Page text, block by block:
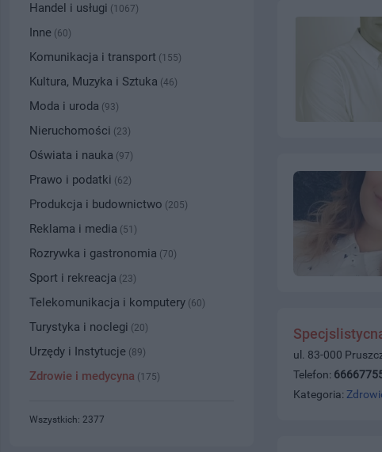
ul. 83-000
Telefon:
Kategoria:
Handel i usługi (1067)
Inne (60)
Komunikacja i transport (155)
Kultura, Muzyka i Sztuka (46)
Moda i uroda (93)
Nieruchomości (23)
Oświata i nauka (97)
Prawo i podatki (62)
Produkcja i budownictwo (205)
Reklama i media (51)
Rozrywka i gastronomia (70)
Sport i rekreacja (23)
Telekomunikacja i komputery (60)
Turystyka i noclegi (20)
Urzędy i Instytucje (89)
Zdrowie i medycyna (175)
Wszystkich: 2377